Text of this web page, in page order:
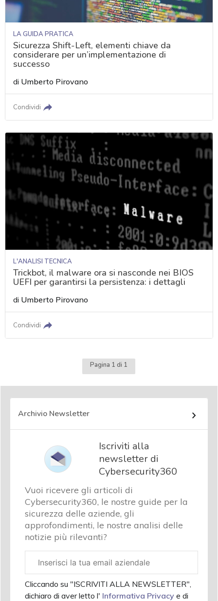
LA GUIDA PRATICA
Sicurezza Shift-Left, elementi chiave da
considerare per un’implementazione di
successo
di Umberto Pirovano
Condividi
L'ANALISI TECNICA
Trickbot, il malware ora si nasconde nei BIOS
UEFI per garantirsi la persistenza: i dettagli
di Umberto Pirovano
Condividi
Pagina 1 di 1
Archivio Newsletter
Iscriviti alla
newsletter di
Cybersecurity360
Vuoi ricevere gli articoli di
Cybersecurity360, le nostre guide per la
sicurezza delle aziende, gli
approfondimenti, le nostre analisi delle
notizie più rilevanti?
aziendale
Cliccando su "ISCRIVITI ALLA NEWSLETTER",
dichiaro di aver letto l' Informativa Privacy e di